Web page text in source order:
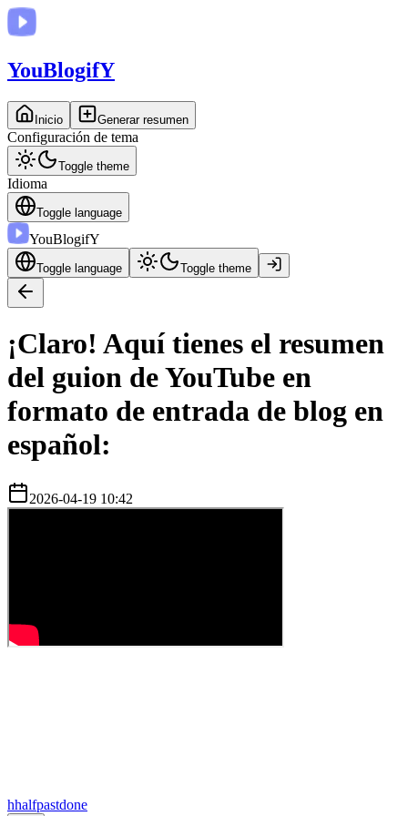
YouBlogifY
Inicio Generar resumen
Configuración de tema
Toggle theme
Idioma
Toggle language
YouBlogifY
Toggle language Toggle theme
¡Claro! Aquí tienes el resumen
del guion de YouTube en
formato de entrada de blog en
español:
2026-04-19 10:42
hhalfpastdone